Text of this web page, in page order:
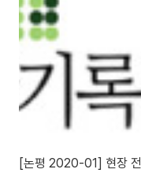
[논평 2020-01] 현장 전